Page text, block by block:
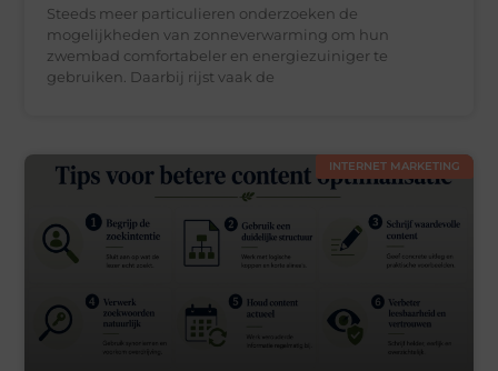
Steeds meer particulieren onderzoeken de
mogelijkheden van zonneverwarming om hun
zwembad comfortabeler en energiezuiniger te
gebruiken. Daarbij rijst vaak de
INTERNET MARKETING